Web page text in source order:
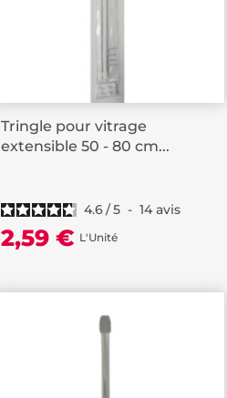
Tringle pour vitrage
extensible 50 - 80 cm...
4.6/5 - 14 avis
2,59 € L'Unité